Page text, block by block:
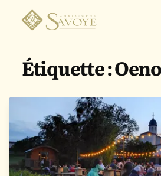
Étiquette :